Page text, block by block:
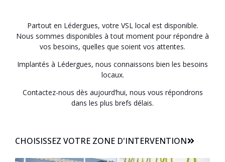
Partout en Lédergues, votre VSL local est disponible.
Nous sommes disponibles à tout moment pour répondre à
vos besoins, quelles que soient vos attentes.
Implantés à Lédergues, nous connaissons bien les besoins
locaux.
Contactez-nous dès aujourd’hui, nous vous répondrons
dans les plus brefs délais.
CHOISISSEZ VOTRE ZONE D'INTERVENTION